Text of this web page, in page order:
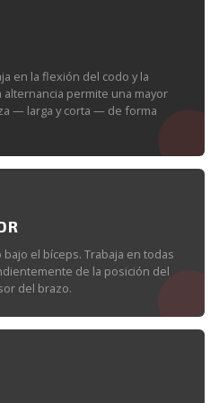
en la flexión del codo y la
permite una mayor
— larga y corta — de forma
el bíceps. Trabaja en todas
de la posición del
del brazo.